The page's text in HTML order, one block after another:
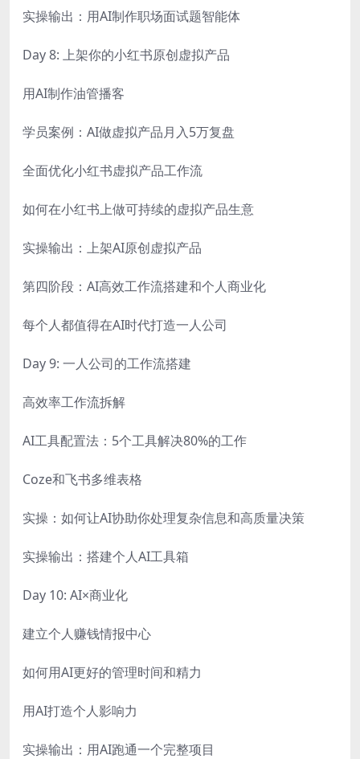
实操输出：用AI制作职场面试题智能体
Day 8: 上架你的小红书原创虚拟产品
用AI制作油管播客
学员案例：AI做虚拟产品月入5万复盘
全面优化小红书虚拟产品工作流
如何在小红书上做可持续的虚拟产品生意
实操输出：上架AI原创虚拟产品
第四阶段：AI高效工作流搭建和个人商业化
每个人都值得在AI时代打造一人公司
Day 9: 一人公司的工作流搭建
高效率工作流拆解
AI工具配置法：5个工具解决80%的工作
Coze和飞书多维表格
实操：如何让AI协助你处理复杂信息和高质量决策
实操输出：搭建个人AI工具箱
Day 10: AI×商业化
建立个人赚钱情报中心
如何用AI更好的管理时间和精力
用AI打造个人影响力
实操输出：用AI跑通一个完整项目